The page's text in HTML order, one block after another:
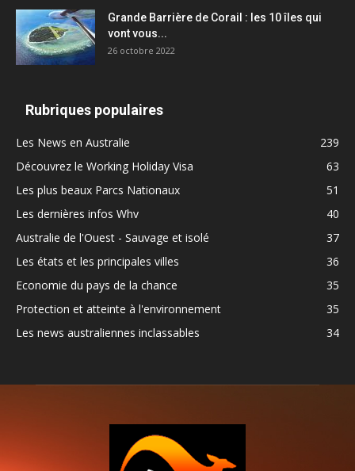
Grande Barrière de Corail : les 10 îles qui
vont vous...
26 octobre 2022
Rubriques populaires
Les News en Australie
239
Découvrez le Working Holiday Visa
63
Les plus beaux Parcs Nationaux
51
Les dernières infos Whv
40
Australie de l'Ouest - Sauvage et isolé
37
Les états et les principales villes
36
Economie du pays de la chance
35
Protection et atteinte à l'environnement
35
Les news australiennes inclassables
34